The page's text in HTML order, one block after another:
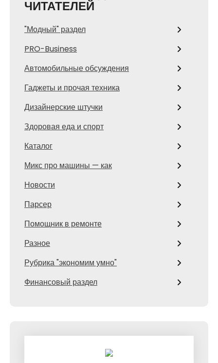
ЧИТАТЕЛЕЙ
"Модный" раздел
PRO-Business
Автомобильные обсуждения
Гаджеты и прочая техника
Дизайнерские штучки
Здоровая еда и спорт
Каталог
Микс про машины — как
Новости
Парсер
Помощник в ремонте
Разное
Рубрика "экономим умно"
Финансовый раздел